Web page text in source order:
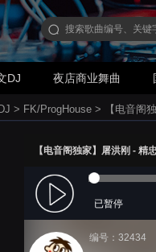
DJ 夜店商业舞曲
> FK/ProgHouse > 【电音阁
【电音阁独家】屠洪刚 -
已暂停
编号：32434